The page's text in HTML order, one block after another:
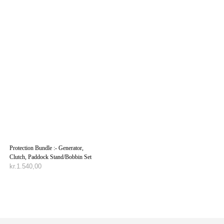
Protection Bundle :- Generator,
Clutch, Paddock Stand/Bobbin Set
kr.1.540,00